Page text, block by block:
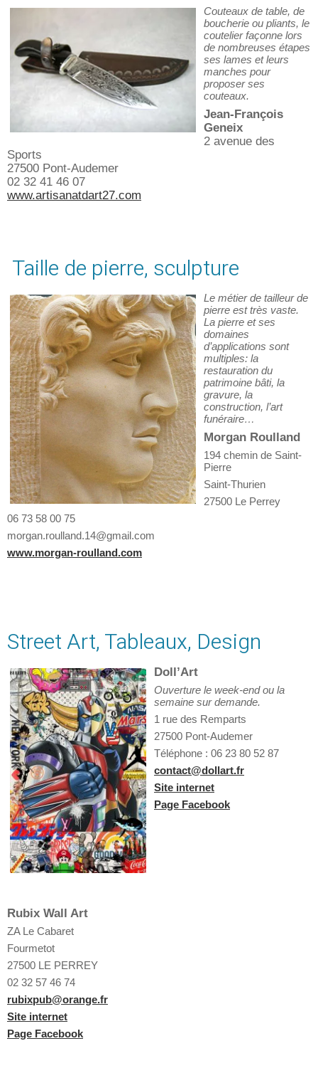
Couteaux de table, de
boucherie ou pliants, le
coutelier façonne lors
de nombreuses étapes
ses lames et leurs
manches pour
proposer ses
couteaux.
Jean-François
Geneix
2 avenue des
Sports
27500 Pont-Audemer
02 32 41 46 07
www.artisanatdart27.com
Taille de pierre, sculpture
Le métier de tailleur de
pierre est très vaste.
La pierre et ses
domaines
d’applications sont
multiples: la
restauration du
patrimoine bâti, la
gravure, la
construction, l’art
funéraire…
Morgan Roulland
194 chemin de Saint-
Pierre
Saint-Thurien
27500 Le Perrey
06 73 58 00 75
morgan.roulland.14@gmail.com
www.morgan-roulland.com
Street Art, Tableaux, Design
Doll’Art
Ouverture le week-end ou la
semaine sur demande.
1 rue des Remparts
27500 Pont-Audemer
Téléphone : 06 23 80 52 87
contact@dollart.fr
Site internet
Page Facebook
Rubix Wall Art
ZA Le Cabaret
Fourmetot
27500 LE PERREY
02 32 57 46 74
rubixpub@orange.fr
Site internet
Page Facebook